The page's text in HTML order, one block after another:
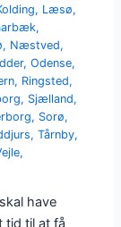
, Læsø,
,
, Næstved,
,Odense,
, Ringsted,
, Sjælland,
, Sorø,
,Tårnby,
,
have
tid til at få